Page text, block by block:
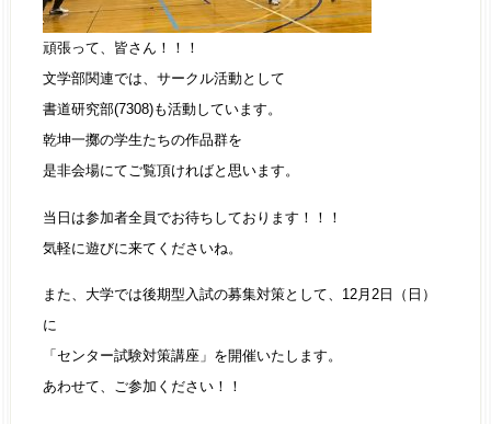
頑張って、皆さん！！！
文学部関連では、サークル活動として
書道研究部(7308)も活動しています。
乾坤一擲の学生たちの作品群を
是非会場にてご覧頂ければと思います。
当日は参加者全員でお待ちしております！！！
気軽に遊びに来てくださいね。
また、大学では後期型入試の募集対策として、12月2日（日）
に
「センター試験対策講座」を開催いたします。
あわせて、ご参加ください！！